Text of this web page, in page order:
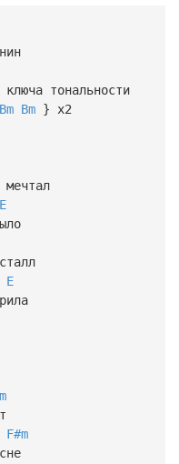
тональности
Bm Bm} x2
E
E
F#m